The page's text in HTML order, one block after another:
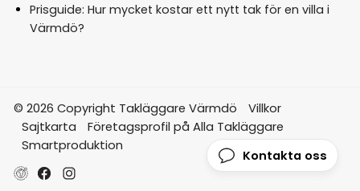
Prisguide: Hur mycket kostar ett nytt tak för en villa i
Värmdö?
© 2026 Copyright Takläggare Värmdö
Villkor
Sajtkarta
Företagsprofil på Alla Takläggare
Smartproduktion
Kontakta oss